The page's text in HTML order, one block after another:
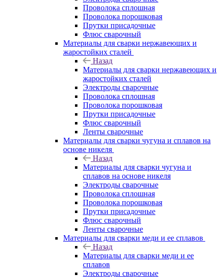
Проволока сплошная
Проволока порошковая
Прутки присадочные
Флюс сварочный
Материалы для сварки нержавеющих и
жаростойких сталей
Назад
Материалы для сварки нержавеющих и
жаростойких сталей
Электроды сварочные
Проволока сплошная
Проволока порошковая
Прутки присадочные
Флюс сварочный
Ленты сварочные
Материалы для сварки чугуна и сплавов на
основе никеля
Назад
Материалы для сварки чугуна и
сплавов на основе никеля
Электроды сварочные
Проволока сплошная
Проволока порошковая
Прутки присадочные
Флюс сварочный
Ленты сварочные
Материалы для сварки меди и ее сплавов
Назад
Материалы для сварки меди и ее
сплавов
Электроды сварочные